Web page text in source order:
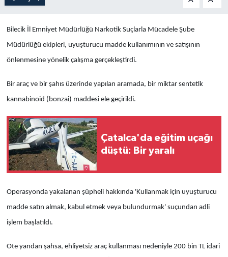
Bilecik İl Emniyet Müdürlüğü Narkotik Suçlarla Mücadele Şube
Müdürlüğü ekipleri, uyuşturucu madde kullanımının ve satışının
önlenmesine yönelik çalışma gerçekleştirdi.
Bir araç ve bir şahıs üzerinde yapılan aramada, bir miktar sentetik
kannabinoid (bonzai) maddesi ele geçirildi.
Çatalca'da eğitim uçağı
düştü: Bir yaralı
Operasyonda yakalanan şüpheli hakkında 'Kullanmak için uyuşturucu
madde satın almak, kabul etmek veya bulundurmak' suçundan adli
işlem başlatıldı.
Öte yandan şahsa, ehliyetsiz araç kullanması nedeniyle 200 bin TL idari